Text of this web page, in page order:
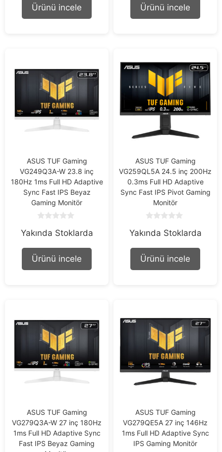
f
Ürünü incele
f
Ürünü incele
ASUS TUF Gaming
VG249Q3A-W 23.8 inç
180Hz 1ms Full HD Adaptive
Sync Fast IPS Beyaz
Gaming Monitör
o
t
f
Yakında Stoklarda
Ürünü incele
ASUS TUF Gaming
VG259QL5A 24.5 inç 200Hz
0.3ms Full HD Adaptive
Sync Fast IPS Pivot Gaming
Monitör
o
t
f
Yakında Stoklarda
Ürünü incele
ASUS TUF Gaming
VG279Q3A-W 27 inç 180Hz
1ms Full HD Adaptive Sync
Fast IPS Beyaz Gaming
ASUS TUF Gaming
VG279QE5A 27 inç 146Hz
1ms Full HD Adaptive Sync
IPS Gaming Monitör